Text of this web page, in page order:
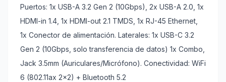
Puertos: 1x USB-A 3.2 Gen 2 (10Gbps), 2x USB-A 2.0, 1x
HDMI-in 1.4, 1x HDMI-out 2.1 TMDS, 1x RJ-45 Ethernet,
1x Conector de alimentación. Laterales: 1x USB-C 3.2
Gen 2 (10Gbps, solo transferencia de datos) 1x Combo,
Jack 3.5mm (Auriculares/Micrófono). Conectividad: WiFi
6 (802.11ax 2x2) + Bluetooth 5.2